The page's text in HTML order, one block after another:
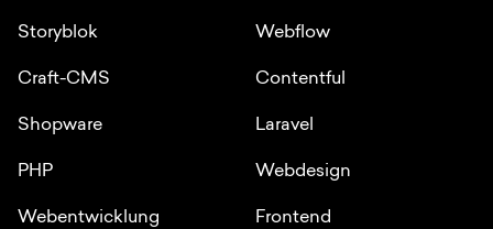
Storyblok Webflow
Craft-CMS Contentful
Shopware Laravel
PHP Webdesign
Webentwicklung Frontend